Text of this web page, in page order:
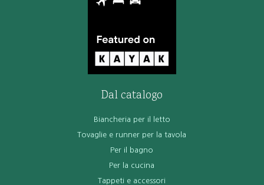
Dal catalogo
Biancheria per il letto
Tovaglie e runner per la tavola
Per il bagno
Per la cucina
Tappeti e accessori